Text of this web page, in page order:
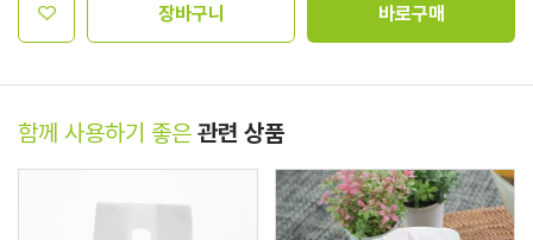
장바구니 바로구매
함께 사용하기 좋은 관련 상품